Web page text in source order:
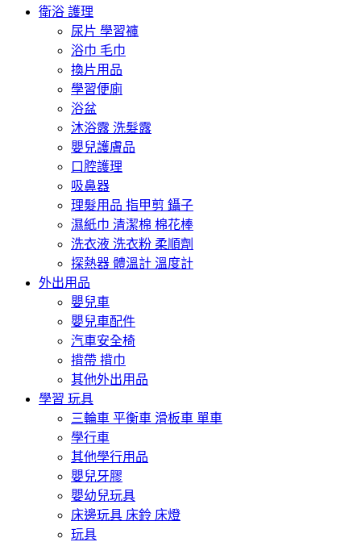
衛浴 護理
尿片 學習褲
浴巾 毛巾
換片用品
學習便廁
浴盆
沐浴露 洗髮露
嬰兒護膚品
口腔護理
吸鼻器
理髮用品 指甲剪 鑷子
濕紙巾 清潔棉 棉花棒
洗衣液 洗衣粉 柔順劑
探熱器 體溫計 溫度計
外出用品
嬰兒車
嬰兒車配件
汽車安全椅
揹帶 揹巾
其他外出用品
學習 玩具
三輪車 平衡車 滑板車 單車
學行車
其他學行用品
嬰兒牙膠
嬰幼兒玩具
床邊玩具 床鈴 床燈
玩具